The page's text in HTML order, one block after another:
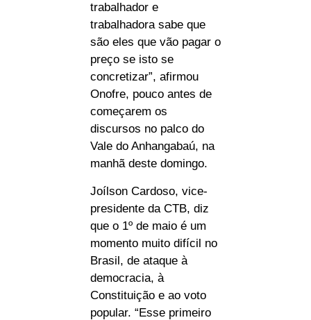
trabalhador e
trabalhadora sabe que
são eles que vão pagar o
preço se isto se
concretizar”, afirmou
Onofre, pouco antes de
começarem os
discursos no palco do
Vale do Anhangabaú, na
manhã deste domingo.
Joílson Cardoso, vice-
presidente da CTB, diz
que o 1º de maio é um
momento muito difícil no
Brasil, de ataque à
democracia, à
Constituição e ao voto
popular. “Esse primeiro